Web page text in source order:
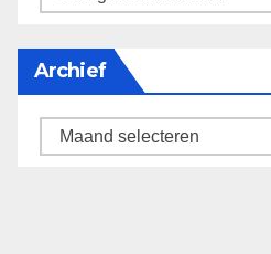
Archief
Archief